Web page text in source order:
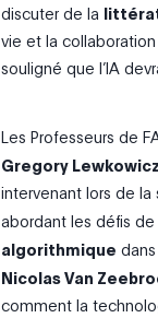
discuter de la
vie et la collaboration
souligné que l’IA
Les Professeurs de
Gregory Lewkowicz
intervenant lors de la
abordant les défis
algorithmique
Nicolas Van
comment la